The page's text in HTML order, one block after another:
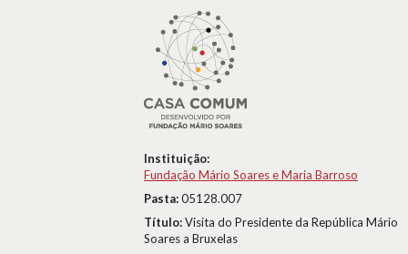
Instituição:
Fundação Mário Soares e Maria Barroso
Pasta:05128.007
Título:Visita do Presidente da República Mário
Soares a Bruxelas